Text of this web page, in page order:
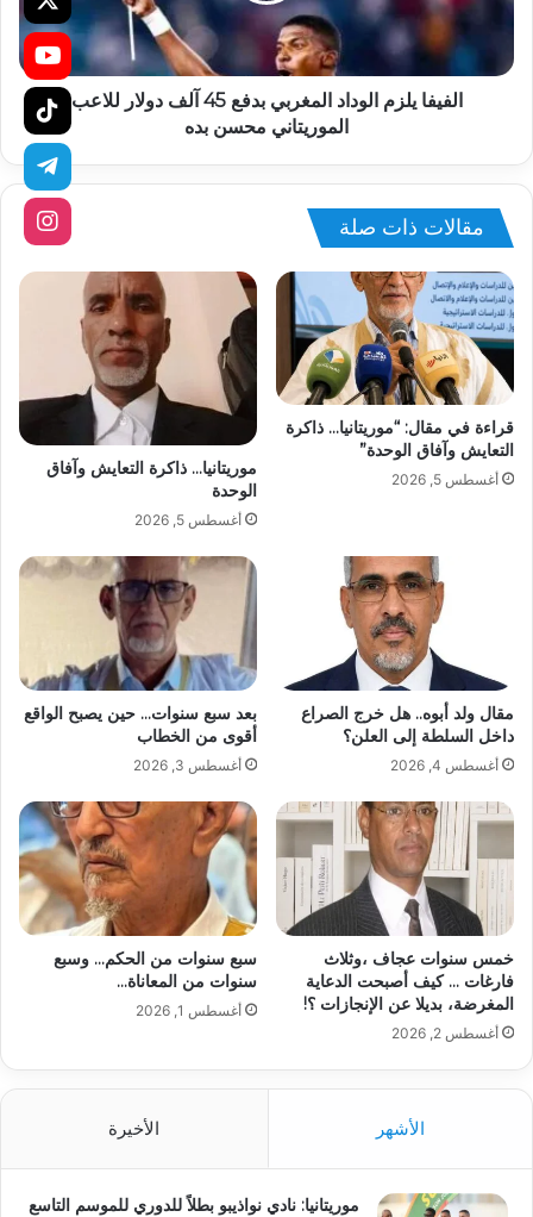
الفيفا يلزم الوداد المغربي بدفع 45 آلف دولار للاعب
الموريتاني محسن بده
مقالات ذات صلة
قراءة في مقال: “موريتانيا… ذاكرة
التعايش وآفاق الوحدة”
أغسطس 5, 2026
موريتانيا… ذاكرة التعايش وآفاق
الوحدة
أغسطس 5, 2026
مقال ولد أبوه.. هل خرج الصراع
داخل السلطة إلى العلن؟
أغسطس 4, 2026
بعد سبع سنوات… حين يصبح الواقع
أقوى من الخطاب
أغسطس 3, 2026
خمس سنوات عجاف ،وثلاث
فارغات … كيف أصبحت الدعاية
المغرضة، بديلا عن الإنجازات ؟!
أغسطس 2, 2026
سبع سنوات من الحكم… وسبع
سنوات من المعاناة…
أغسطس 1, 2026
الأشهر الأخيرة
موريتانيا: نادي نواذيبو بطلاً للدوري للموسم التاسع